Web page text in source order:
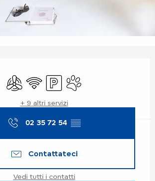
Aria condizionata
Wi-Fi ParcheggioAnimali ammessi
+ 9 altri servizi
02 35 72 54 ▒▒
Contattateci
Vedi tutti i contatti